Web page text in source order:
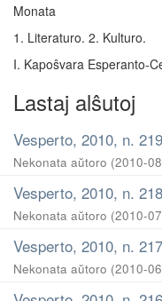
Monata
1. Literaturo. 2. Kulturo.
I. Kapoŝvara Esperanto-
Lastaj alŝutoj
Vesperto, 2010, n.
Nekonata aŭtoro (2010-08
Vesperto, 2010, n.
Nekonata aŭtoro (2010-07
Vesperto, 2010, n.
Nekonata aŭtoro (2010-06